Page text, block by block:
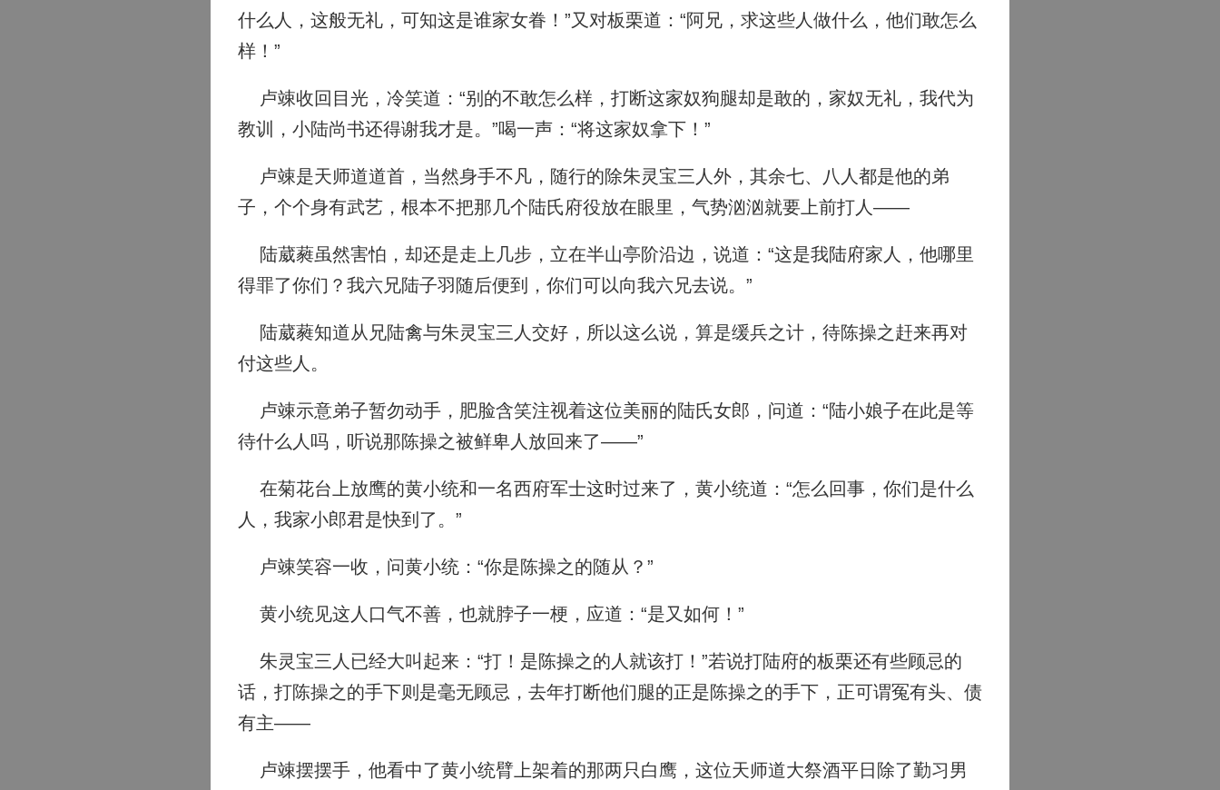
什么人，这般无礼，可知这是谁家女眷！”又对板栗道：“阿兄，求这些人做什么，他们敢怎么
样！”
卢竦收回目光，冷笑道：“别的不敢怎么样，打断这家奴狗腿却是敢的，家奴无礼，我代为
教训，小陆尚书还得谢我才是。”喝一声：“将这家奴拿下！”
卢竦是天师道道首，当然身手不凡，随行的除朱灵宝三人外，其余七、八人都是他的弟
子，个个身有武艺，根本不把那几个陆氏府役放在眼里，气势汹汹就要上前打人——
陆葳蕤虽然害怕，却还是走上几步，立在半山亭阶沿边，说道：“这是我陆府家人，他哪里
得罪了你们？我六兄陆子羽随后便到，你们可以向我六兄去说。”
陆葳蕤知道从兄陆禽与朱灵宝三人交好，所以这么说，算是缓兵之计，待陈操之赶来再对
付这些人。
卢竦示意弟子暂勿动手，肥脸含笑注视着这位美丽的陆氏女郎，问道：“陆小娘子在此是等
待什么人吗，听说那陈操之被鲜卑人放回来了——”
在菊花台上放鹰的黄小统和一名西府军士这时过来了，黄小统道：“怎么回事，你们是什么
人，我家小郎君是快到了。”
卢竦笑容一收，问黄小统：“你是陈操之的随从？”
黄小统见这人口气不善，也就脖子一梗，应道：“是又如何！”
朱灵宝三人已经大叫起来：“打！是陈操之的人就该打！”若说打陆府的板栗还有些顾忌的
话，打陈操之的手下则是毫无顾忌，去年打断他们腿的正是陈操之的手下，正可谓冤有头、债
有主——
卢竦摆摆手，他看中了黄小统臂上架着的那两只白鹰，这位天师道大祭酒平日除了勤习男